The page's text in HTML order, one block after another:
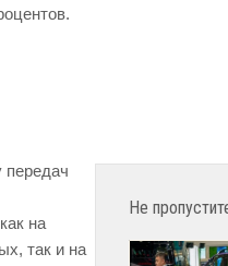
Не
передач
на
так и на